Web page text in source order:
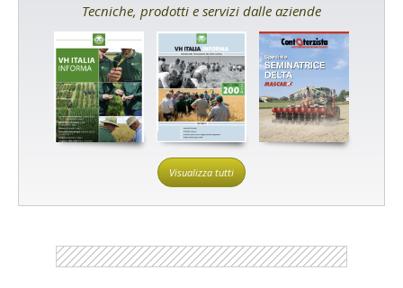
Tecniche, prodotti e servizi dalle aziende
Visualizza tutti